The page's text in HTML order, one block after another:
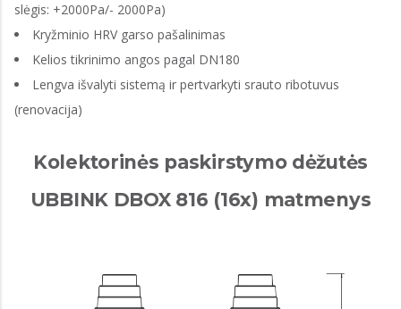
slėgis: +2000Pa/- 2000Pa)
Kryžminio HRV garso pašalinimas
Kelios tikrinimo angos pagal DN180
Lengva išvalyti sistemą ir pertvarkyti srauto ribotuvus
(renovacija)
Kolektorinės paskirstymo dėžutės
UBBINK DBOX 816 (16x) matmenys